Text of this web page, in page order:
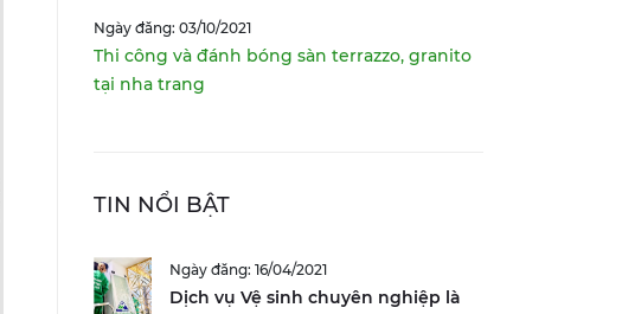
Ngày đăng: 03/10/2021
Thi công và đánh bóng sàn terrazzo, granito
tại nha trang
TIN NỔI BẬT
Ngày đăng: 16/04/2021
Dịch vụ Vệ sinh chuyên nghiệp là